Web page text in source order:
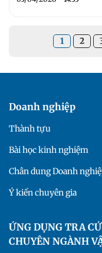
1 2
Doanh nghiệp
Thành tựu
Bài học kinh nghiệm
Chân dung Doanh
Ý kiến chuyên gia
ỨNG DỤNG TRA
CHUYÊN NGÀNH